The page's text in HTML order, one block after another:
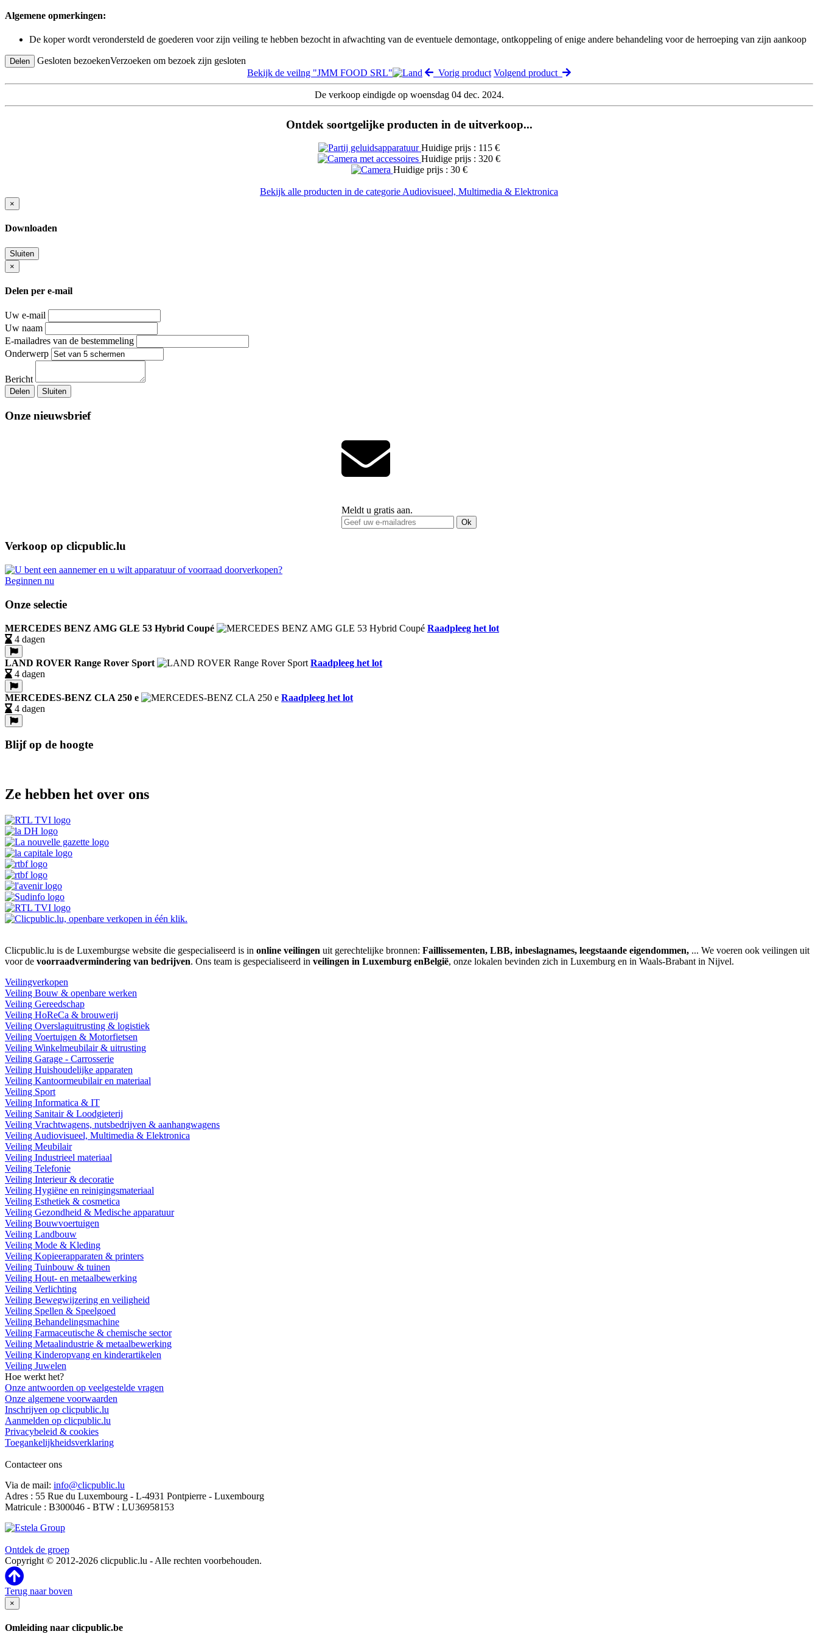
Algemene opmerkingen:
De koper wordt verondersteld de goederen voor zijn veiling te hebben bezocht in afwachting van de eventuele demontage, ontkoppeling of enige andere behandeling voor de herroeping van zijn aankoop
Delen Gesloten bezoekenVerzoeken om bezoek zijn gesloten
Bekijk de veilng "JMM FOOD SRL"
Vorig product Volgend product
De verkoop eindigde op woensdag 04 dec. 2024.
Ontdek soortgelijke producten in de uitverkoop...
Huidige prijs : 115 €
Huidige prijs : 320 €
Huidige prijs : 30 €
Bekijk alle producten in de categorie Audiovisueel, Multimedia & Elektronica
×
Downloaden
Sluiten
×
Delen per e-mail
Uw e-mail
Uw naam
E-mailadres van de bestemmeling
Onderwerp
Bericht
Delen Sluiten
Onze nieuwsbrief
Meldt u gratis aan.
Ok
Verkoop op clicpublic.lu
Beginnen nu
Onze selectie
MERCEDES BENZ AMG GLE 53 Hybrid Coupé
Raadpleeg het lot
4 dagen
LAND ROVER Range Rover Sport
Raadpleeg het lot
4 dagen
MERCEDES-BENZ CLA 250 e
Raadpleeg het lot
4 dagen
Blijf op de hoogte
Ze hebben het over ons
Clicpublic.lu is de Luxemburgse website die gespecialiseerd is in online veilingen uit gerechtelijke bronnen: Faillissementen, LBB, inbeslagnames, leegstaande eigendommen, ... We voeren ook veilingen uit
voor de voorraadvermindering van bedrijven. Ons team is gespecialiseerd in veilingen in Luxemburg enBelgië, onze lokalen bevinden zich in Luxemburg en in Waals-Brabant in Nijvel.
Veilingverkopen
Veiling Bouw & openbare werken
Veiling Gereedschap
Veiling HoReCa & brouwerij
Veiling Overslaguitrusting & logistiek
Veiling Voertuigen & Motorfietsen
Veiling Winkelmeubilair & uitrusting
Veiling Garage - Carrosserie
Veiling Huishoudelijke apparaten
Veiling Kantoormeubilair en materiaal
Veiling Sport
Veiling Informatica & IT
Veiling Sanitair & Loodgieterij
Veiling Vrachtwagens, nutsbedrijven & aanhangwagens
Veiling Audiovisueel, Multimedia & Elektronica
Veiling Meubilair
Veiling Industrieel materiaal
Veiling Telefonie
Veiling Interieur & decoratie
Veiling Hygiëne en reinigingsmateriaal
Veiling Esthetiek & cosmetica
Veiling Gezondheid & Medische apparatuur
Veiling Bouwvoertuigen
Veiling Landbouw
Veiling Mode & Kleding
Veiling Kopieerapparaten & printers
Veiling Tuinbouw & tuinen
Veiling Hout- en metaalbewerking
Veiling Verlichting
Veiling Bewegwijzering en veiligheid
Veiling Spellen & Speelgoed
Veiling Behandelingsmachine
Veiling Farmaceutische & chemische sector
Veiling Metaalindustrie & metaalbewerking
Veiling Kinderopvang en kinderartikelen
Veiling Juwelen
Hoe werkt het?
Onze antwoorden op veelgestelde vragen
Onze algemene voorwaarden
Inschrijven op clicpublic.lu
Aanmelden op clicpublic.lu
Privacybeleid & cookies
Toegankelijkheidsverklaring
Contacteer ons
Via de mail: info@clicpublic.lu
Adres : 55 Rue du Luxembourg - L-4931 Pontpierre - Luxembourg
Matricule : B300046 - BTW : LU36958153
Ontdek de groep
Copyright © 2012-2026 clicpublic.lu - Alle rechten voorbehouden.
Terug naar boven
×
Omleiding naar clicpublic.be